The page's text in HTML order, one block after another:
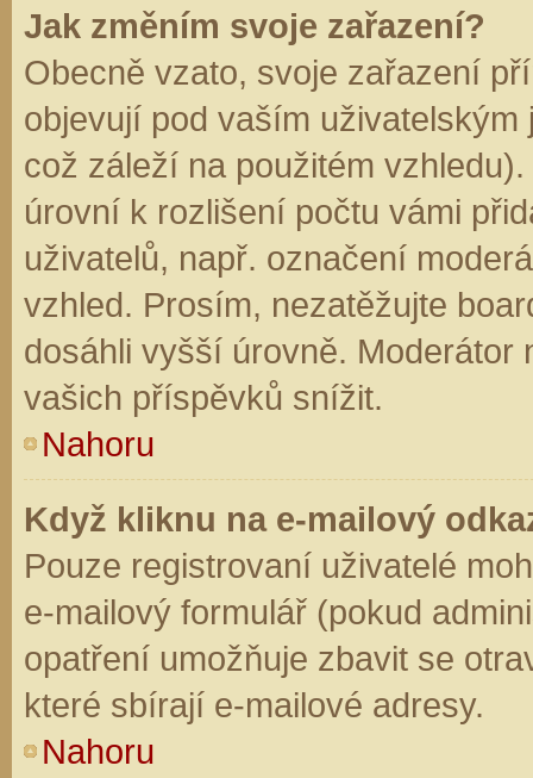
Jak změním svoje zařazení?
Obecně vzato, svoje zařazení
objevují pod vaším
což záleží na použitém
úrovní k rozlišení počtu vámi
uživatelů, např. označení
vzhled. Prosím, nezatěžujte
dosáhli vyšší úrovně. Moderátor
vašich příspěvků snížit.
Nahoru
Když kliknu na e-mailový
Pouze registrovaní uživatelé
e-mailový formulář (pokud
opatření umožňuje zbavit se
které sbírají e-mailové adresy.
Nahoru